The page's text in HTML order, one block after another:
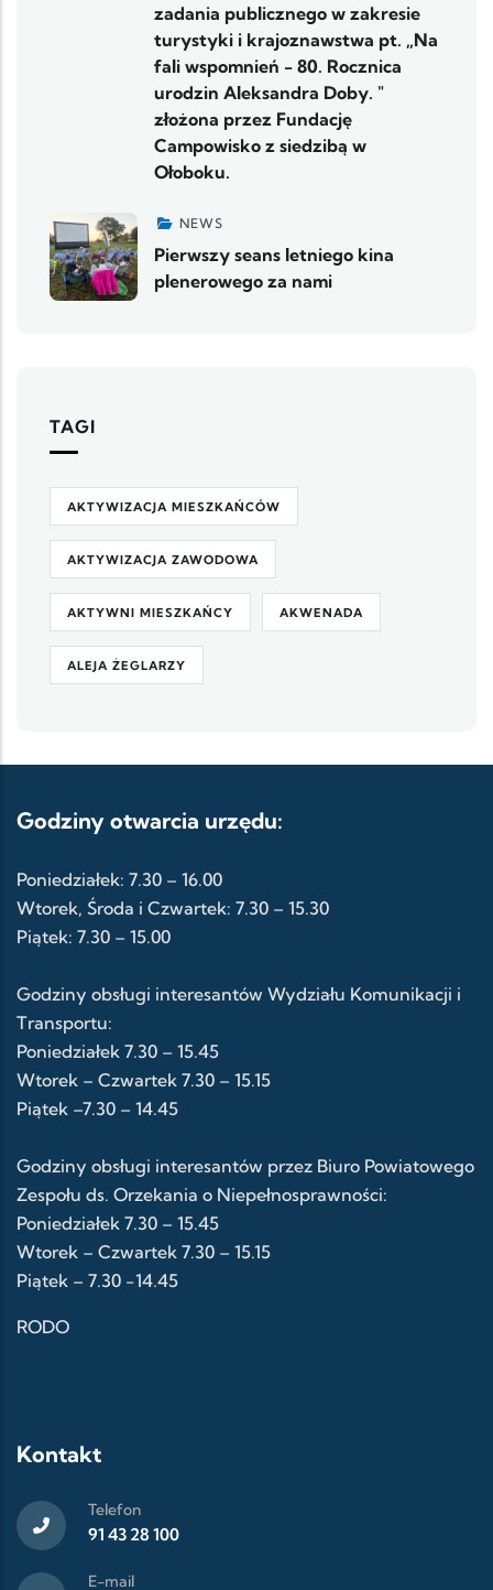
zadania publicznego w zakresie
turystyki i krajoznawstwa pt. „Na
fali wspomnień - 80. Rocznica
urodzin Aleksandra Doby. "
złożona przez Fundację
Campowisko z siedzibą w
Ołoboku.
NEWS
Pierwszy seans letniego kina
plenerowego za nami
TAGI
AKTYWIZACJA MIESZKAŃCÓW
AKTYWIZACJA ZAWODOWA
AKTYWNI MIESZKAŃCY AKWENADA
ALEJA ŻEGLARZY
Godziny otwarcia urzędu:
Poniedziałek: 7.30 – 16.00
Wtorek, Środa i Czwartek: 7.30 – 15.30
Piątek: 7.30 – 15.00
Godziny obsługi interesantów Wydziału Komunikacji i
Transportu:
Poniedziałek 7.30 – 15.45
Wtorek – Czwartek 7.30 – 15.15
Piątek –7.30 – 14.45
Godziny obsługi interesantów przez Biuro Powiatowego
Zespołu ds. Orzekania o Niepełnosprawności:
Poniedziałek 7.30 – 15.45
Wtorek – Czwartek 7.30 – 15.15
Piątek – 7.30 -14.45
RODO
Kontakt
Telefon
91 43 28 100
E-mail